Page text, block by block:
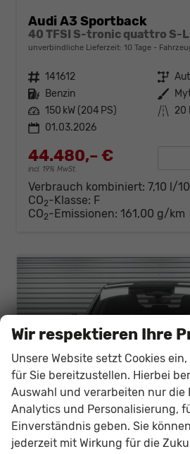
Audi A3 Sportback
40 TFSI S-tronic quattro S-
unverbindliche Lieferzeit: 10 Tage
Fahrzeugnr. 141612 Getriebe
Kraftstoff Benzin Außenfarbe
Leistung 150 kW (204 PS) Kilometerstand 20
01.03.2026
44.480,– €
incl. 19% MwSt.
Verbrauch kombiniert: 7,10 l/
CO2-Klasse: F
CO2-Emissionen: 161,00 g/km
Wir respektieren Ihre
Unsere Website setzt Cookies
für Sie bereitzustellen. Hierbei
Auswahl und verarbeiten nur die
Analytics und Personalisierung,
Einverständnis geben. Sie
jederzeit mit Wirkung für die